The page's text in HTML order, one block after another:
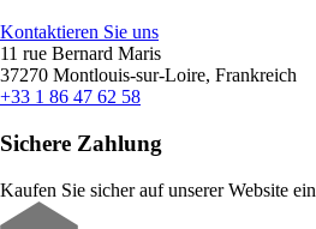
Kontaktieren Sie uns
11 rue Bernard Maris
37270 Montlouis-sur-Loire, Frankreich
+33 1 86 47 62 58
Sichere Zahlung
Kaufen Sie sicher auf unserer Website ein